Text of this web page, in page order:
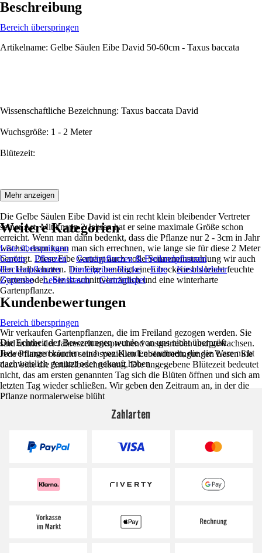
Beschreibung
Bereich überspringen
Artikelname: Gelbe Säulen Eibe David 50-60cm - Taxus baccata
Wissenschaftliche Bezeichnung: Taxus baccata David
Wuchsgröße: 1 - 2 Meter
Blütezeit:
Beschreibung:
Die Gelbe Säulen Eibe David ist ein recht klein bleibender Vertreter
seiner Art. Mit knapp 2 Jahren hat er seine maximale Größe schon
erreicht. Wenn man dann bedenkt, dass die Pflanze nur 2 - 3cm in Jahr
wächst, dann kann man sich errechnen, wie lange sie für diese 2 Meter
benötigt. Diese Eibe verträgt auch volle Sonneneinstrahlung wir auch
den Halbschatten. Die Eibe benötigt einen trockene bis leicht feuchte
Gartenboden. Sie ist schnittverträglich und eine winterharte
Gartenpflanze.
Wir verkaufen Gartenpflanzen, die im Freiland gezogen werden. Sie
sind immer der Jahreszeit entsprechend ausgetrieben und gewachsen.
Jede Pflanze braucht seine speziellen Lebendbedingungen Lesen Sie
dazu bitte die Artikelbeschreibung. Die angegebene Blütezeit bedeutet
nicht, das am ersten genannten Tag sich die Blüten öffnen und sich am
letzten Tag wieder schließen. Wir geben den Zeitraum an, in der die
Pflanze normalerweise blüht
Mehr anzeigen
Weitere Kategorien
Liste überspringen
Garten
Pflanzen
Gartenpflanzen & Freilandpflanzen
Heckenpflanzen
Immergrüne Hecke Eibe
Kirschlorbeer
Zypresse
Lebensbaum Glanzmispel
Kundenbewertungen
Bereich überspringen
Die Echtheit der Bewertungen wurde von uns nicht überprüft.
Bewertungen können auch von Kunden stammen, die die Ware nicht
nachweislich genutzt oder gekauft haben.
Zahlarten